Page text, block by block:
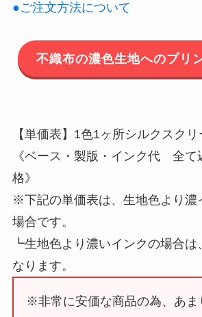
●ご注文方法について
不織布の濃色生地へのプリ
【単価表】1色1ヶ所シルクスク
《ベース・製版・インク代 全て
格》
※下記の単価表は、生地色より濃
場合です。
┗生地色より濃いインクの場合は
なります。
※非常に安価な商品の為、あま